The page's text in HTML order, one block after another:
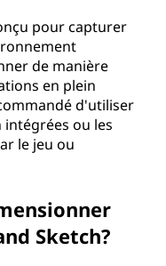
pour capturer
de manière
en plein
d'utiliser
ou les
le jeu ou
Sketch?